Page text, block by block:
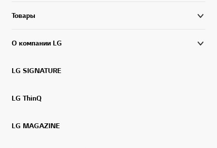
Товары
О компании LG
LG SIGNATURE
LG ThinQ
LG MAGAZINE